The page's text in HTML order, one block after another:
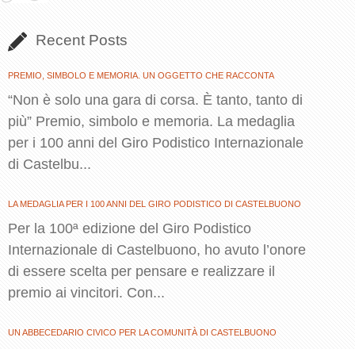
Recent Posts
PREMIO, SIMBOLO E MEMORIA. UN OGGETTO CHE RACCONTA
“Non è solo una gara di corsa. È tanto, tanto di
più” Premio, simbolo e memoria. La medaglia
per i 100 anni del Giro Podistico Internazionale
di Castelbu...
LA MEDAGLIA PER I 100 ANNI DEL GIRO PODISTICO DI CASTELBUONO
Per la 100ª edizione del Giro Podistico
Internazionale di Castelbuono, ho avuto l’onore
di essere scelta per pensare e realizzare il
premio ai vincitori. Con...
UN ABBECEDARIO CIVICO PER LA COMUNITÀ DI CASTELBUONO